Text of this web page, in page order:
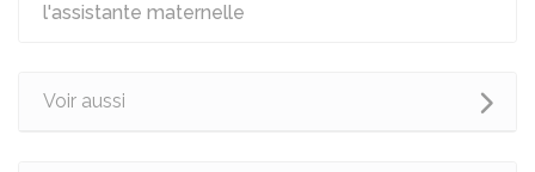
l'assistante maternelle
Voir aussi